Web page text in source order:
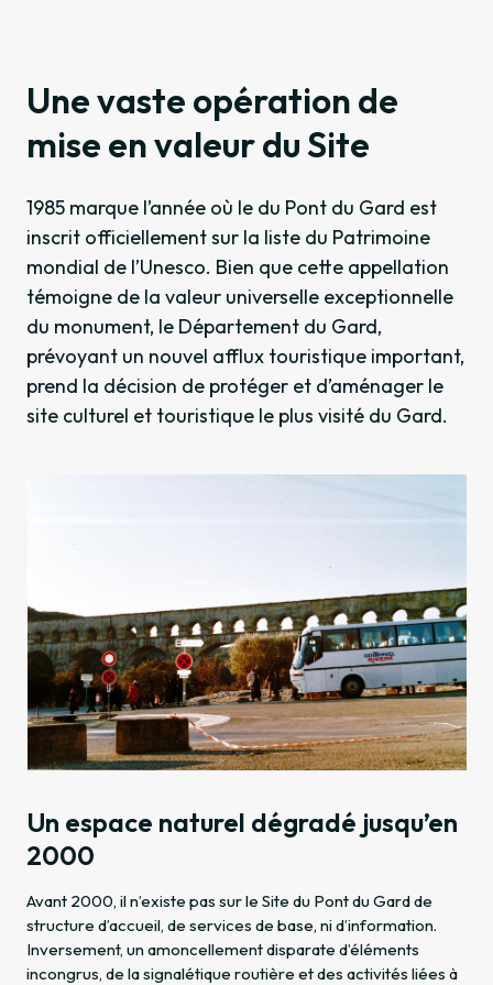
Une vaste opération de
mise en valeur du Site
1985 marque l’année où le du Pont du Gard est
inscrit officiellement sur la liste du Patrimoine
mondial de l’Unesco. Bien que cette appellation
témoigne de la valeur universelle exceptionnelle
du monument, le Département du Gard,
prévoyant un nouvel afflux touristique important,
prend la décision de protéger et d’aménager le
site culturel et touristique le plus visité du Gard.
Un espace naturel dégradé jusqu’en
2000
Avant 2000, il n’existe pas sur le Site du Pont du Gard de
structure d’accueil, de services de base, ni d’information.
Inversement, un amoncellement disparate d’éléments
incongrus, de la signalétique routière et des activités liées à